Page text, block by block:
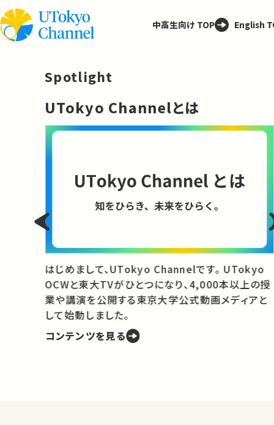
中高生向け TOP English
Spotlight
UTokyo Channelとは
はじめまして、UTokyo Channelです。 UTokyo
OCWと東大TVがひとつになり、4,000本以上の授
業や講演を公開する東京大学公式動画メディアと
して始動しました。
コンテンツを見る